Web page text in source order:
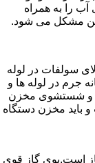
آب را به همراه
مشکل می شود.
سولفات در لوله
جرم در لوله ها و
و شستشوی مخزن
و باید مخزن دستگاه
است.بوی گاز قوی